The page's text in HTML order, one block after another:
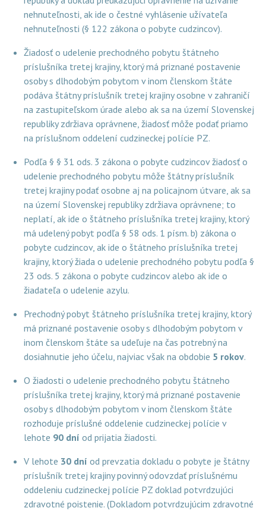
nehnuteľnosti, ak ide o čestné vyhlásenie užívateľa
nehnuteľnosti (§ 122 zákona o pobyte cudzincov).
Žiadosť o udelenie prechodného pobytu štátneho
príslušníka tretej krajiny, ktorý má priznané postavenie
osoby s dlhodobým pobytom v inom členskom štáte
podáva štátny príslušník tretej krajiny osobne v zahraničí
na zastupiteľskom úrade alebo ak sa na území Slovenskej
republiky zdržiava oprávnene, žiadosť môže podať priamo
na príslušnom oddelení cudzineckej polície PZ.
Podľa § § 31 ods. 3 zákona o pobyte cudzincov žiadosť o
udelenie prechodného pobytu môže štátny príslušník
tretej krajiny podať osobne aj na policajnom útvare, ak sa
na území Slovenskej republiky zdržiava oprávnene; to
neplatí, ak ide o štátneho príslušníka tretej krajiny, ktorý
má udelený pobyt podľa § 58 ods. 1 písm. b) zákona o
pobyte cudzincov, ak ide o štátneho príslušníka tretej
krajiny, ktorý žiada o udelenie prechodného pobytu podľa §
23 ods. 5 zákona o pobyte cudzincov alebo ak ide o
žiadateľa o udelenie azylu.
Prechodný pobyt štátneho príslušníka tretej krajiny, ktorý
má priznané postavenie osoby s dlhodobým pobytom v
inom členskom štáte sa udeľuje na čas potrebný na
dosiahnutie jeho účelu, najviac však na obdobie 5 rokov.
O žiadosti o udelenie prechodného pobytu štátneho
príslušníka tretej krajiny, ktorý má priznané postavenie
osoby s dlhodobým pobytom v inom členskom štáte
rozhoduje príslušné oddelenie cudzineckej polície v
lehote 90 dní od prijatia žiadosti.
V lehote 30 dní od prevzatia dokladu o pobyte je štátny
príslušník tretej krajiny povinný odovzdať príslušnému
oddeleniu cudzineckej polície PZ doklad potvrdzujúci
zdravotné poistenie. (Dokladom potvrdzujúcim zdravotné